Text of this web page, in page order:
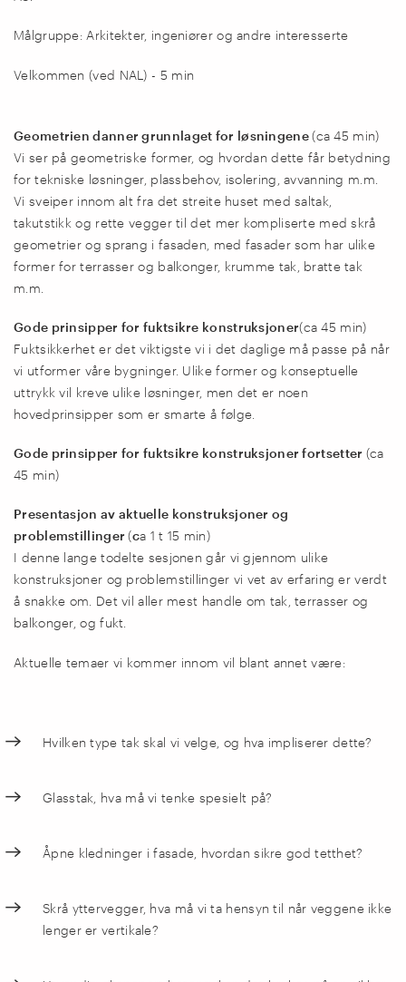
Målgruppe: Arkitekter, ingeniører og andre interesserte
Velkommen (ved NAL) - 5 min
Geometrien danner grunnlaget for løsningene(ca 45 min)
Vi ser på geometriske former, og hvordan dette får betydning
for tekniske løsninger, plassbehov, isolering, avvanning m.m.
Vi sveiper innom alt fra det streite huset med saltak,
takutstikk og rette vegger til det mer kompliserte med skrå
geometrier og sprang i fasaden, med fasader som har ulike
former for terrasser og balkonger, krumme tak, bratte tak
m.m.
Gode prinsipper for fuktsikre konstruksjoner(ca 45 min)
Fuktsikkerhet er det viktigste vi i det daglige må passe på når
vi utformer våre bygninger. Ulike former og konseptuelle
uttrykk vil kreve ulike løsninger, men det er noen
hovedprinsipper som er smarte å følge.
Gode prinsipper for fuktsikre konstruksjoner fortsetter (ca
45 min)
Presentasjon av aktuelle konstruksjoner og
problemstillinger(ca 1 t 15 min)
I denne lange todelte sesjonen går vi gjennom ulike
konstruksjoner og problemstillinger vi vet av erfaring er verdt
å snakke om. Det vil aller mest handle om tak, terrasser og
balkonger, og fukt.
Aktuelle temaer vi kommer innom vil blant annet være:
Hvilken type tak skal vi velge, og hva impliserer dette?
Glasstak, hva må vi tenke spesielt på?
Åpne kledninger i fasade, hvordan sikre god tetthet?
Skrå yttervegger, hva må vi ta hensyn til når veggene ikke
lenger er vertikale?